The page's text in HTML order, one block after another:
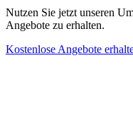
Nutzen Sie jetzt unseren
Angebote zu erhalten.
Kostenlose Angebote